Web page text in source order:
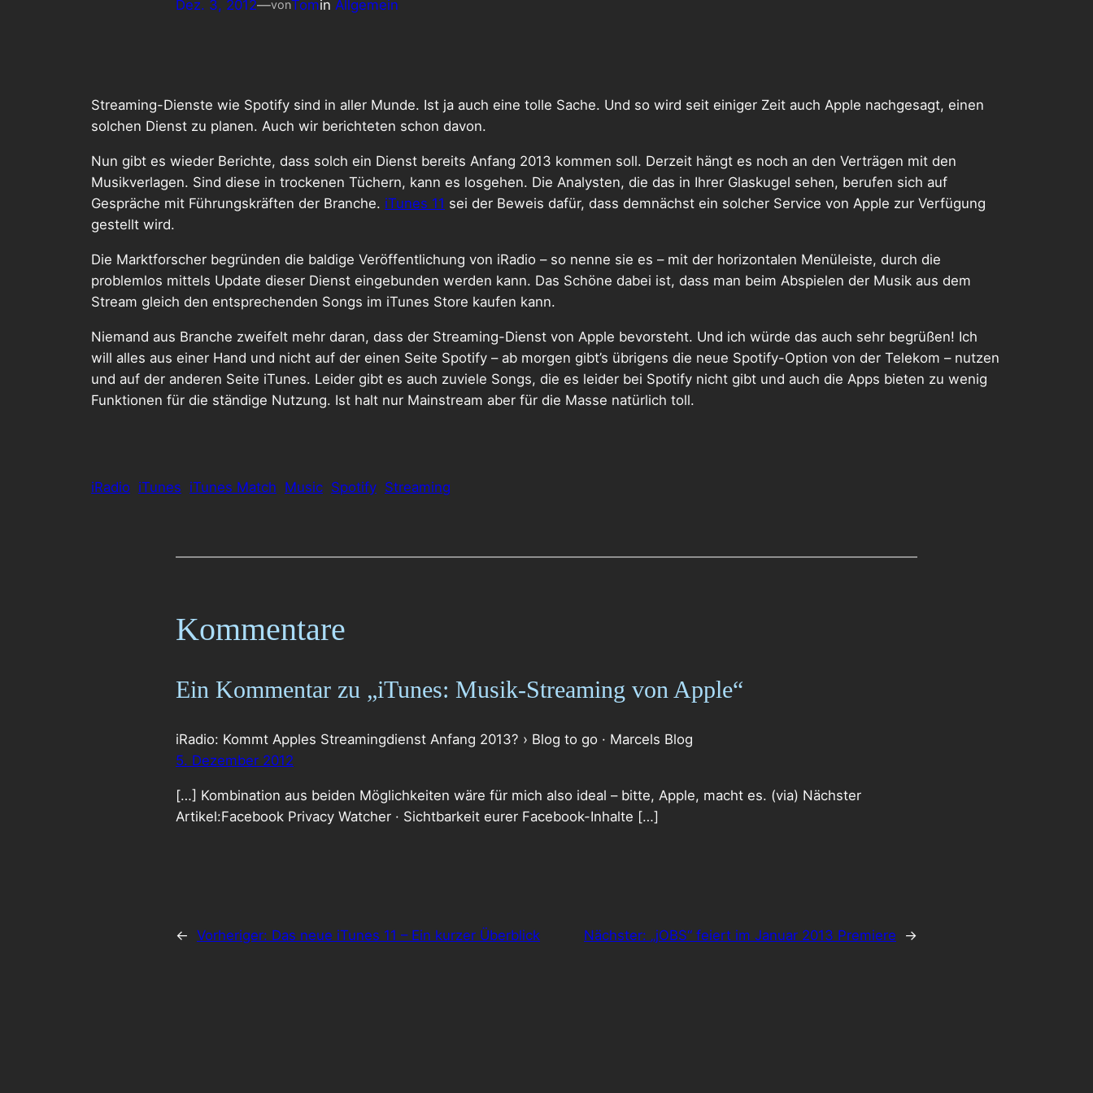
Dez. 3, 2012—vonTomin Allgemein
Streaming-Dienste wie Spotify sind in aller Munde. Ist ja auch eine tolle Sache. Und so wird seit einiger Zeit auch Apple nachgesagt, einen
solchen Dienst zu planen. Auch wir berichteten schon davon.
Nun gibt es wieder Berichte, dass solch ein Dienst bereits Anfang 2013 kommen soll. Derzeit hängt es noch an den Verträgen mit den
Musikverlagen. Sind diese in trockenen Tüchern, kann es losgehen. Die Analysten, die das in Ihrer Glaskugel sehen, berufen sich auf
Gespräche mit Führungskräften der Branche. iTunes 11 sei der Beweis dafür, dass demnächst ein solcher Service von Apple zur Verfügung
gestellt wird.
Die Marktforscher begründen die baldige Veröffentlichung von iRadio – so nenne sie es – mit der horizontalen Menüleiste, durch die
problemlos mittels Update dieser Dienst eingebunden werden kann. Das Schöne dabei ist, dass man beim Abspielen der Musik aus dem
Stream gleich den entsprechenden Songs im iTunes Store kaufen kann.
Niemand aus Branche zweifelt mehr daran, dass der Streaming-Dienst von Apple bevorsteht. Und ich würde das auch sehr begrüßen! Ich
will alles aus einer Hand und nicht auf der einen Seite Spotify – ab morgen gibt’s übrigens die neue Spotify-Option von der Telekom – nutzen
und auf der anderen Seite iTunes. Leider gibt es auch zuviele Songs, die es leider bei Spotify nicht gibt und auch die Apps bieten zu wenig
Funktionen für die ständige Nutzung. Ist halt nur Mainstream aber für die Masse natürlich toll.
iRadio iTunes iTunes Match Music Spotify Streaming
Kommentare
Ein Kommentar zu „iTunes: Musik-Streaming von Apple“
iRadio: Kommt Apples Streamingdienst Anfang 2013? › Blog to go · Marcels Blog
5. Dezember 2012
[…] Kombination aus beiden Möglichkeiten wäre für mich also ideal – bitte, Apple, macht es. (via) Nächster
Artikel:Facebook Privacy Watcher · Sichtbarkeit eurer Facebook-Inhalte […]
← Vorheriger: Das neue iTunes 11 – Ein kurzer Überblick Nächster: „jOBS“ feiert im Januar 2013 Premiere →